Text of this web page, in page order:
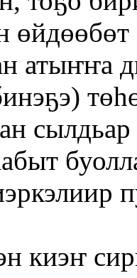
атыҥҥа
сылдьар
киэҥ